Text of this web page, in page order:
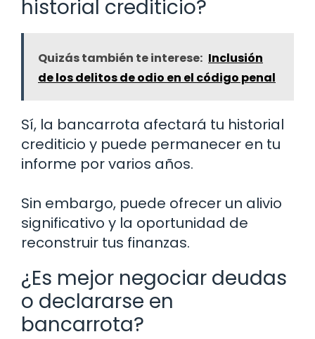
historial crediticio?
Quizás también te interese: Inclusión
de los delitos de odio en el código penal
Sí, la bancarrota afectará tu historial
crediticio y puede permanecer en tu
informe por varios años.
Sin embargo, puede ofrecer un alivio
significativo y la oportunidad de
reconstruir tus finanzas.
¿Es mejor negociar deudas
o declararse en
bancarrota?